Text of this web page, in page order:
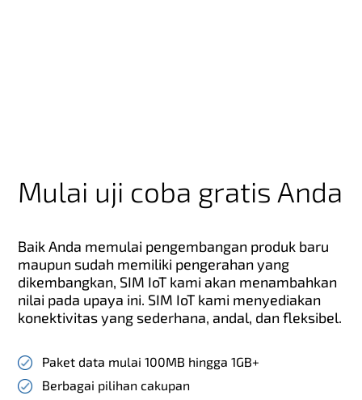
Mulai uji coba gratis Anda
Baik Anda memulai pengembangan produk baru
maupun sudah memiliki pengerahan yang
dikembangkan, SIM IoT kami akan menambahkan
nilai pada upaya ini. SIM IoT kami menyediakan
konektivitas yang sederhana, andal, dan fleksibel.
Paket data mulai 100MB hingga 1GB+
Berbagai pilihan cakupan